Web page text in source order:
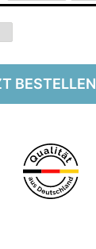
BESTELLEN